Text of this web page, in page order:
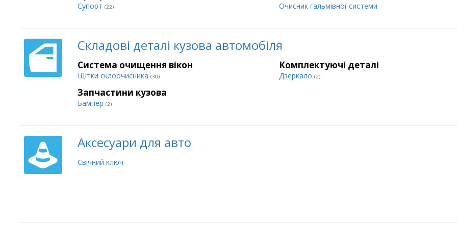
Супорт (22) Очисник гальмівної системи
Складові деталі кузова автомобіля
Система очищення вікон
Щітки склоочисника (30)
Комплектуючі деталі
Дзеркало (2)
Запчастини кузова
Бампер (2)
Аксесуари для авто
Свічний ключ